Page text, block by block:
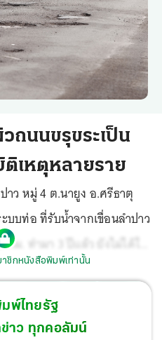
ถนนขรุขระเป็น
เหตุหลายราย
าว หมู่ 4 ต.นายูง อ.ศรีธาตุ
บบท่อ ที่รับน้ำจากเขื่อนลำปาว
ม. ทำมา 3 ปีแล้ว ยังไม่ได้ใช้
งไม่สมบูรณ์ กรมชลประทาน
ะได้ใช้ประโยชน์ เพราะนั่ง
าชิกหนังสือพิมพ์เท่านั้น
พ์ไทยรัฐ
าว ทุกคอลัมน์